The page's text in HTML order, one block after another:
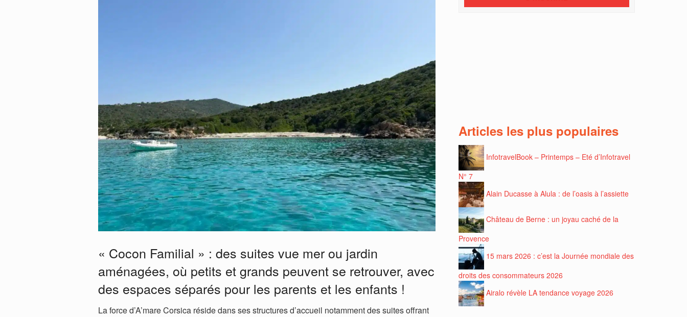
« Cocon Familial » : des suites vue mer ou jardin
aménagées, où petits et grands peuvent se retrouver, avec
des espaces séparés pour les parents et les enfants !
La force d’A’mare Corsica réside dans ses structures d’accueil notamment des suites offrant
Articles les plus populaires
InfotravelBook – Printemps – Eté d’Infotravel
N° 7
Alain Ducasse à Alula : de l’oasis à l’assiette
Château de Berne : un joyau caché de la
Provence
15 mars 2026 : c’est la Journée mondiale des
droits des consommateurs 2026
Airalo révèle LA tendance voyage 2026